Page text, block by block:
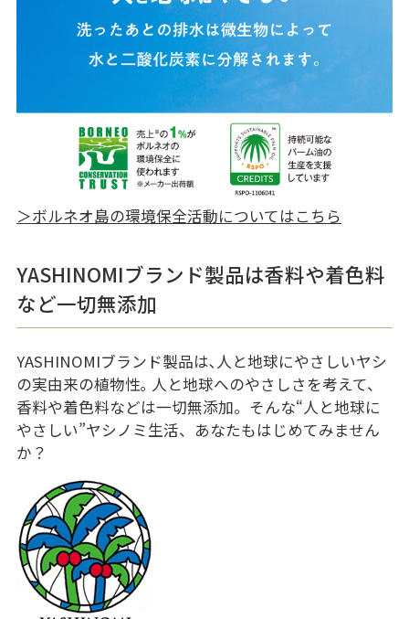
＞ボルネオ島の環境保全活動についてはこちら
YASHINOMIブランド製品は香料や着色料
など一切無添加
YASHINOMIブランド製品は､人と地球にやさしいヤシ
の実由来の植物性｡ 人と地球へのやさしさを考えて、
香料や着色料などは一切無添加。そんな“人と地球に
やさしい”ヤシノミ生活、あなたもはじめてみません
か？